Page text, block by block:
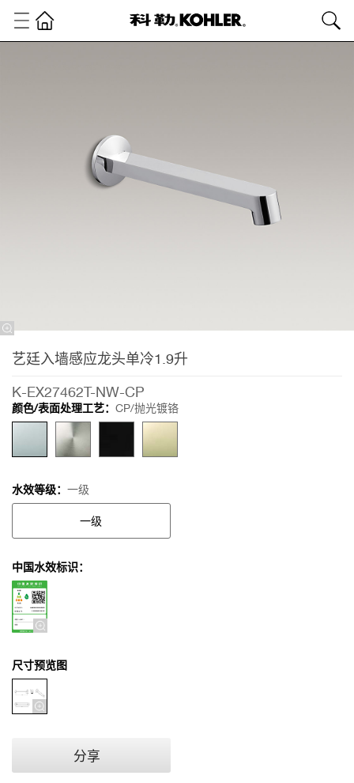
入
艺廷入墙感应龙头单冷1.9升
K-EX27462T-NW-CP
颜色/表面处理工艺： CP/抛光镀铬
水效等级： 一级
一级
中国水效标识：
尺寸预览图
分享